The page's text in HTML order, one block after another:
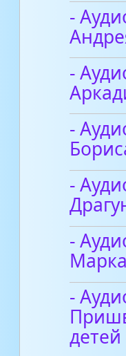
-
-
-
-
-
-
детей